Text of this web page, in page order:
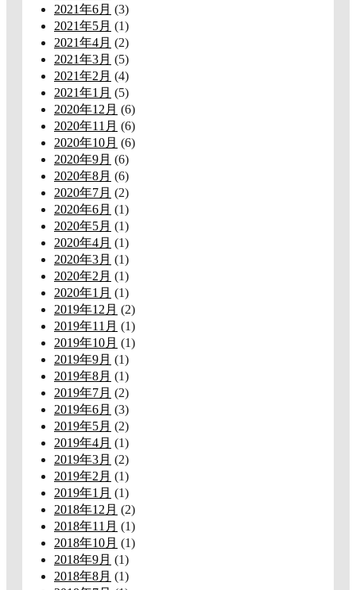
2021年6月 (3)
2021年5月 (1)
2021年4月 (2)
2021年3月 (5)
2021年2月 (4)
2021年1月 (5)
2020年12月 (6)
2020年11月 (6)
2020年10月 (6)
2020年9月 (6)
2020年8月 (6)
2020年7月 (2)
2020年6月 (1)
2020年5月 (1)
2020年4月 (1)
2020年3月 (1)
2020年2月 (1)
2020年1月 (1)
2019年12月 (2)
2019年11月 (1)
2019年10月 (1)
2019年9月 (1)
2019年8月 (1)
2019年7月 (2)
2019年6月 (3)
2019年5月 (2)
2019年4月 (1)
2019年3月 (2)
2019年2月 (1)
2019年1月 (1)
2018年12月 (2)
2018年11月 (1)
2018年10月 (1)
2018年9月 (1)
2018年8月 (1)